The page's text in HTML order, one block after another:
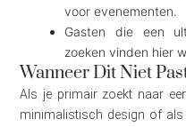
voor evenementen.
Gasten die een
zoeken vinden hier
Wanneer Dit Niet
Als je primair zoekt naar
minimalistisch design of